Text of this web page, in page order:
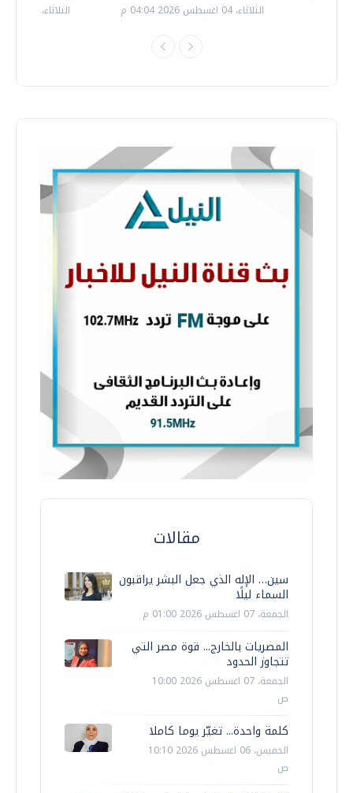
الثلاثاء، 14 يوليو 2026 06:11 م الثلاثاء، 04 اغسطس 2026 04:04 م
مقالات
سين… الإله الذي جعل البشر يراقبون
السماء ليلًا
الجمعة، 07 اغسطس 2026 01:00 م
المصريات بالخارج... قوة مصر التي
تتجاوز الحدود
الجمعة، 07 اغسطس 2026 10:00
ص
كلمة واحدة... تغيّر يوما كاملا
الخميس، 06 اغسطس 2026 10:10
ص